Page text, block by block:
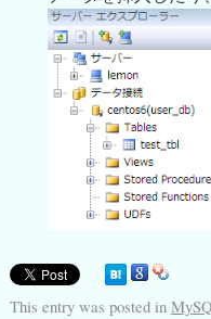
This entry was posted in